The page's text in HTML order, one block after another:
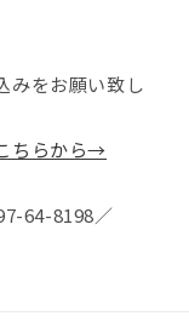
みをお願い致し
ちらから→
64-8198／